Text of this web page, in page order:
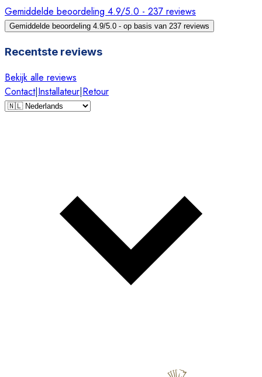
Gemiddelde beoordeling 4.9/5.0 - 237 reviews
Gemiddelde beoordeling 4.9/5.0 - op basis van 237 reviews
Recentste reviews
Bekijk alle reviews
Contact|Installateur|Retour